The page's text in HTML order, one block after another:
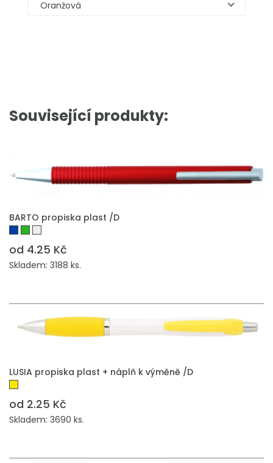
Oranžová
Související produkty:
BARTO propiska plast /D
od 4.25 Kč
Skladem: 3188 ks.
LUSIA propiska plast + náplň k výměně /D
od 2.25 Kč
Skladem: 3690 ks.